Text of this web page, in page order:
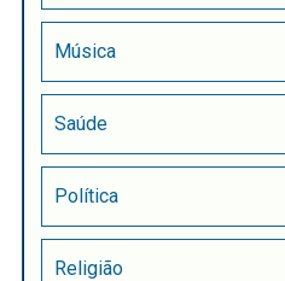
Música
Saúde
Política
Religião